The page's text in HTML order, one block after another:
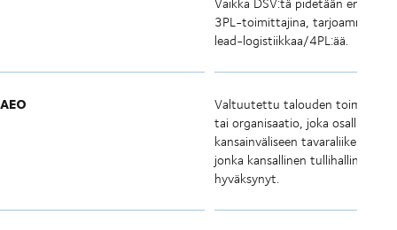
3PL-toimittajina, tarjoamme
lead-logistiikkaa/4PL:ää.
AEO
Valtuutettu talouden toimija.
tai organisaatio, joka osallistuu
kansainväliseen
jonka kansallinen tullihallinto on
hyväksynyt.